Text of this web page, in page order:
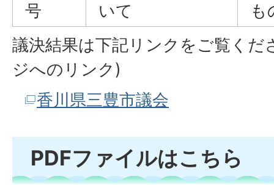
号
いて
も
議決結果は下記リンクをご覧くだ
ジへのリンク)
香川県三豊市議会
PDFファイルはこちら